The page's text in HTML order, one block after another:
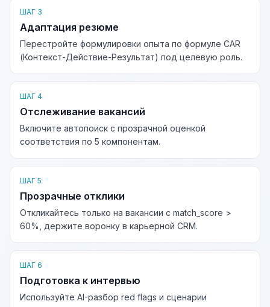
ШАГ 3
Адаптация резюме
Перестройте формулировки опыта по формуле CAR
(Контекст-Действие-Результат) под целевую роль.
ШАГ 4
Отслеживание вакансий
Включите автопоиск с прозрачной оценкой
соответствия по 5 компонентам.
ШАГ 5
Прозрачные отклики
Откликайтесь только на вакансии с match_score >
60%, держите воронку в карьерной CRM.
ШАГ 6
Подготовка к интервью
Используйте AI-разбор red flags и сценарии